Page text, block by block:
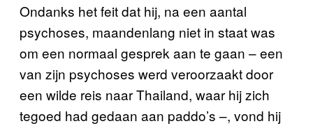
Ondanks het feit dat hij, na een aantal
psychoses, maandenlang niet in staat was
om een normaal gesprek aan te gaan – een
van zijn psychoses werd veroorzaakt door
een wilde reis naar Thailand, waar hij zich
tegoed had gedaan aan paddo’s –, vond hij